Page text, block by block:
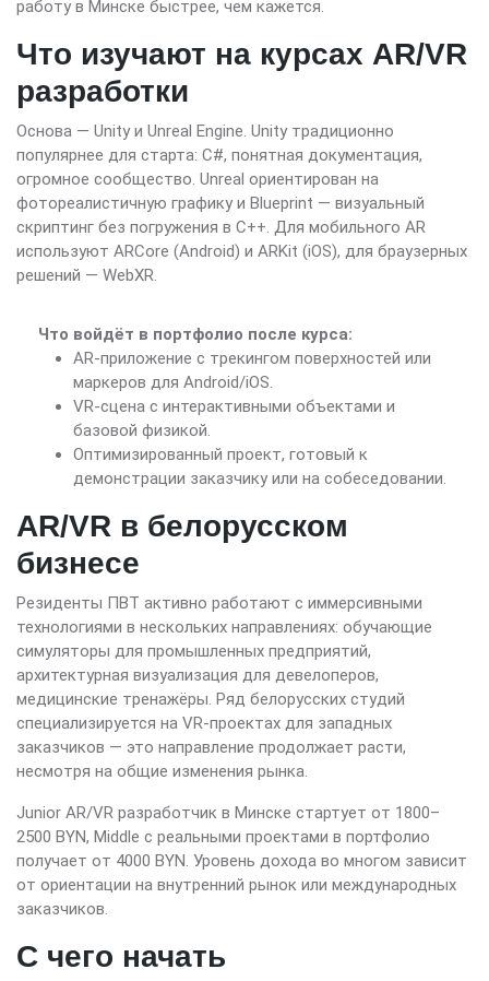
работу в Минске быстрее, чем кажется.
Что изучают на курсах AR/VR
разработки
Основа — Unity и Unreal Engine. Unity традиционно
популярнее для старта: C#, понятная документация,
огромное сообщество. Unreal ориентирован на
фотореалистичную графику и Blueprint — визуальный
скриптинг без погружения в C++. Для мобильного AR
используют ARCore (Android) и ARKit (iOS), для браузерных
решений — WebXR.
Что войдёт в портфолио после курса:
AR-приложение с трекингом поверхностей или
маркеров для Android/iOS.
VR-сцена с интерактивными объектами и
базовой физикой.
Оптимизированный проект, готовый к
демонстрации заказчику или на собеседовании.
AR/VR в белорусском
бизнесе
Резиденты ПВТ активно работают с иммерсивными
технологиями в нескольких направлениях: обучающие
симуляторы для промышленных предприятий,
архитектурная визуализация для девелоперов,
медицинские тренажёры. Ряд белорусских студий
специализируется на VR-проектах для западных
заказчиков — это направление продолжает расти,
несмотря на общие изменения рынка.
Junior AR/VR разработчик в Минске стартует от 1800–
2500 BYN, Middle с реальными проектами в портфолио
получает от 4000 BYN. Уровень дохода во многом зависит
от ориентации на внутренний рынок или международных
заказчиков.
С чего начать